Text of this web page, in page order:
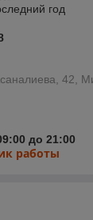
год
42,
до 21:00
работы